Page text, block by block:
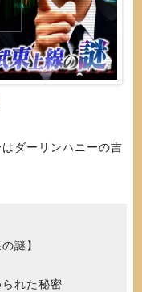
ダーリンハニーの吉
謎】
れた秘密